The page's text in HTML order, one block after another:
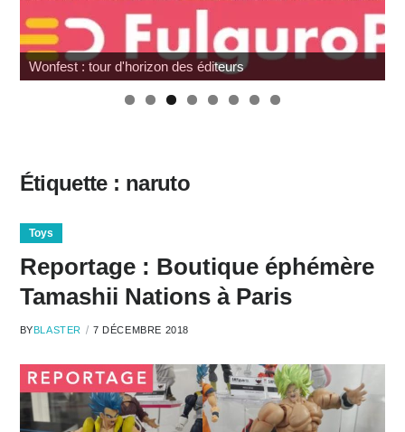
Wonfest : tour d'horizon des éditeurs
Étiquette : naruto
Toys
Reportage : Boutique éphémère
Tamashii Nations à Paris
BYBLASTER 7 DÉCEMBRE 2018